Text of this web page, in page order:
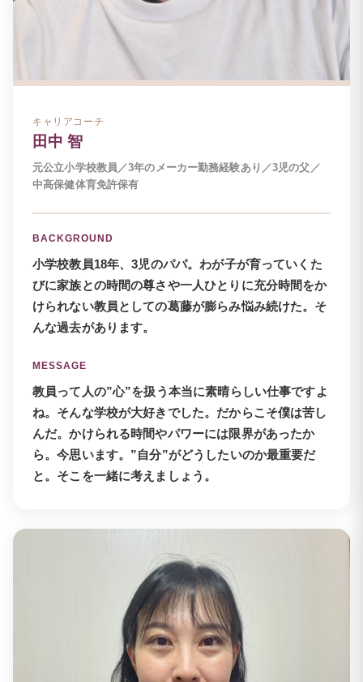
キャリアコーチ
田中 智
元公立小学校教員／3年のメーカー勤務経験あり／3児の父／
中高保健体育免許保有
BACKGROUND
小学校教員18年、3児のパパ。わが子が育っていくた
びに家族との時間の尊さや一人ひとりに充分時間をか
けられない教員としての葛藤が膨らみ悩み続けた。そ
んな過去があります。
MESSAGE
教員って人の”心”を扱う本当に素晴らしい仕事ですよ
ね。そんな学校が大好きでした。だからこそ僕は苦し
んだ。かけられる時間やパワーには限界があったか
ら。今思います。”自分”がどうしたいのか最重要だ
と。そこを一緒に考えましょう。